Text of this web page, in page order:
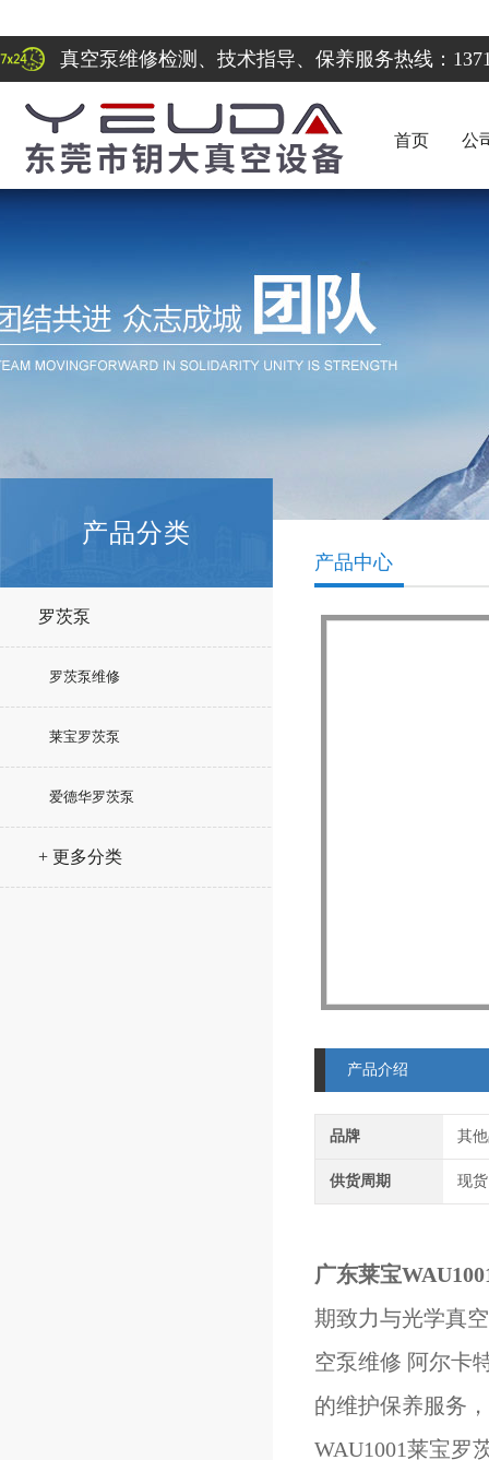
真空泵维修检测、技术指导、保养服务热线：
首页 公
产品分类
罗茨泵
罗茨泵维修
莱宝罗茨泵
爱德华罗茨泵
+ 更多分类
产品中心
产品介绍
品牌 其
供货周期 现货
广东莱宝
期致力与光学真
空泵维修 阿尔卡
的维护保养服务
WAU1001莱宝罗